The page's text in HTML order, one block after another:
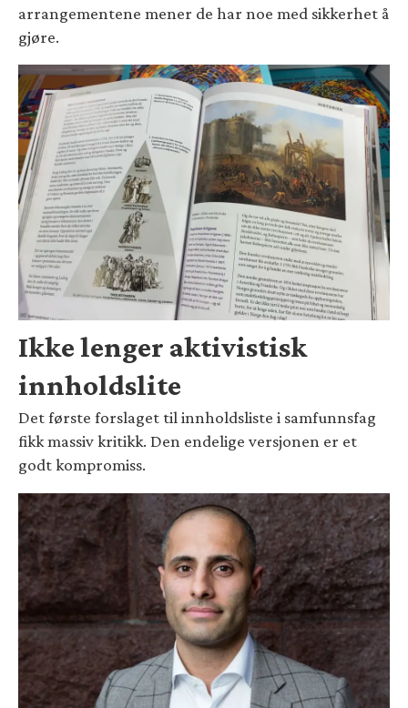
arrangementene mener de har noe med sikkerhet å
gjøre.
Ikke lenger aktivistisk
innholdslite
Det første forslaget til innholdsliste i samfunnsfag
fikk massiv kritikk. Den endelige versjonen er et
godt kompromiss.